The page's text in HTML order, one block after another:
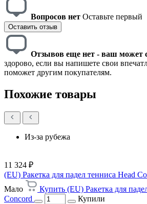
Вопросов нет Оставьте первый
Оставить отзыв
Отзывов еще нет - ваш может
здорово, если вы напишете свои
поможет другим покупателям.
Похожие товары
Из-за рубежа
11 324 ₽
(EU) Ракетка для падел тенниса Head
Мало
Купить (EU) Ракетка для
Concord
Купили